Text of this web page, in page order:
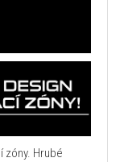
zóny. Hrubé